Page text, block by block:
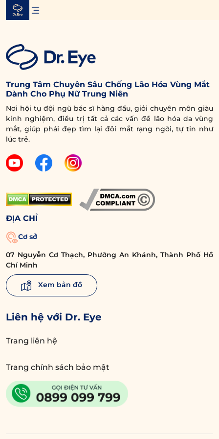
Skip
Trung Tâm Chuyên Sâu Chống Lão Hóa Vùng Mắt
Dành Cho Phụ Nữ Trung Niên
Nơi hội tụ đội ngũ bác sĩ hàng đầu, giỏi chuyên môn giàu
kinh nghiệm, điều trị tất cả các vấn đề lão hóa da vùng
mắt, giúp phái đẹp tìm lại đôi mắt rạng ngời, tự tin như
lúc trẻ.
ĐỊA CHỈ
Cơ sở
07 Nguyễn Cơ Thạch, Phường An Khánh, Thành Phố Hồ
Chí Minh
Xem bản đồ
Liên hệ với Dr. Eye
Trang liên hệ
Trang chính sách bảo mật